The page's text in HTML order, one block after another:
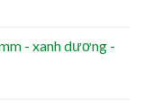
- xanh dương -